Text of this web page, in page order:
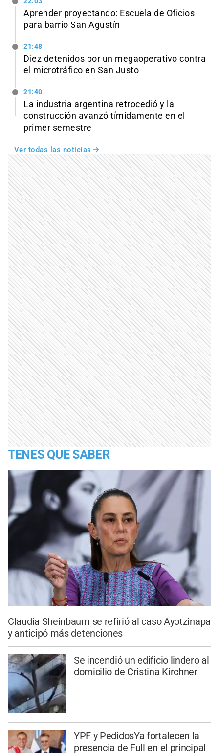
Aprender proyectando: Escuela de Oficios
para barrio San Agustín
21:48
Diez detenidos por un megaoperativo contra
el microtráfico en San Justo
21:40
La industria argentina retrocedió y la
construcción avanzó tímidamente en el
primer semestre
Ver todas las noticias
TENES QUE SABER
Claudia Sheinbaum se refirió al caso Ayotzinapa
y anticipó más detenciones
Se incendió un edificio lindero al
domicilio de Cristina Kirchner
YPF y PedidosYa fortalecen la
presencia de Full en el principal